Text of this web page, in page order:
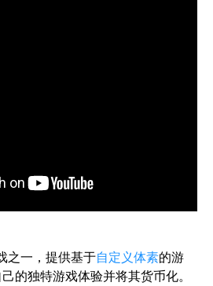
之一，提供基于自定义体素的游
的独特游戏体验并将其货币化。